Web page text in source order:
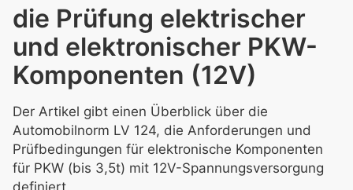
die Prüfung elektrischer
und elektronischer PKW-
Komponenten (12V)
Der Artikel gibt einen Überblick über die
Automobilnorm LV 124, die Anforderungen und
Prüfbedingungen für elektronische Komponenten
für PKW (bis 3,5t) mit 12V-Spannungsversorgung